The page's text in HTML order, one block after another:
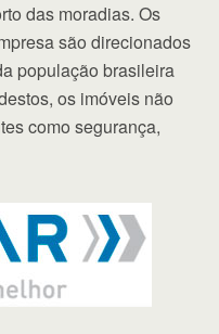
das moradias. Os
são direcionados
população brasileira
os imóveis não
como segurança,